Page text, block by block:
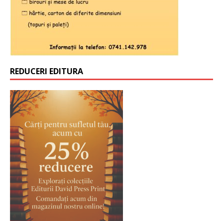
REDUCERI EDITURA